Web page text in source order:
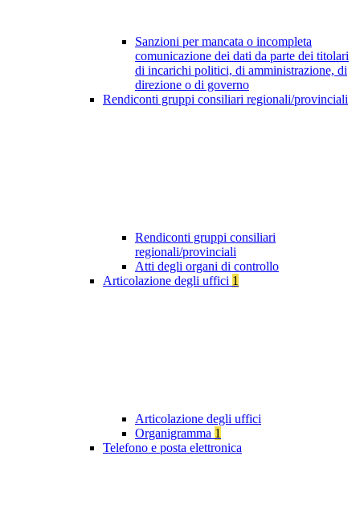
Sanzioni per mancata o incompleta
comunicazione dei dati da parte dei titolari
di incarichi politici, di amministrazione, di
direzione o di governo
Rendiconti gruppi consiliari regionali/provinciali
Rendiconti gruppi consiliari
regionali/provinciali
Atti degli organi di controllo
Articolazione degli uffici 1
Articolazione degli uffici
Organigramma 1
Telefono e posta elettronica